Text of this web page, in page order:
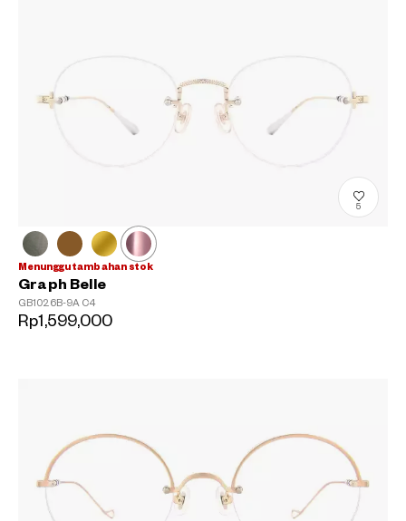
5
Menunggu tambahan stok
Graph Belle
GB1026B-9A C4
Rp1,599,000